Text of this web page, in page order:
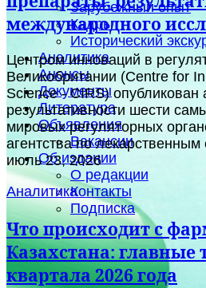
Зарубежный опыт
Кадры
Исторический
Аналитика
Анонсы
Документы
Литература
Объявления
Вакансии
Об издании
О редакции
Контакты
Подписка
международного
Центром инноваций в
Великобритании (Centre for
Science - CIRS) опубликован
результативности шести
мировых регуляторных
агентства по
июль 23, 2026
Аналитика
Что происходит с
Казахстана: главные
квартала 2026 года